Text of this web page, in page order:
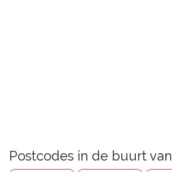
Postcodes in de buurt van